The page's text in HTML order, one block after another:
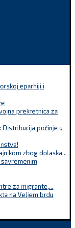
eparhiji i
prekretnica za
Distribucija počinje u
zbog dolaska...
za migrante,...
na Veljem brdu